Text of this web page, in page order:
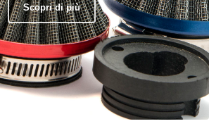
Scopri di più